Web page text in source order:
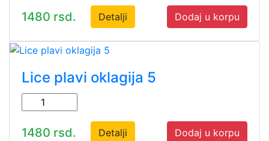
1480 rsd. Detalji Dodaj u korpu
Lice plavi oklagija 5
1480 rsd. Detalji Dodaj u korpu